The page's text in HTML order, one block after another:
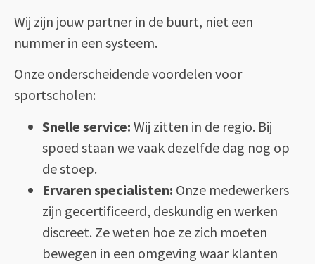
Wij zijn jouw partner in de buurt, niet een
nummer in een systeem.
Onze onderscheidende voordelen voor
sportscholen:
Snelle service: Wij zitten in de regio. Bij
spoed staan we vaak dezelfde dag nog op
de stoep.
Ervaren specialisten: Onze medewerkers
zijn gecertificeerd, deskundig en werken
discreet. Ze weten hoe ze zich moeten
bewegen in een omgeving waar klanten